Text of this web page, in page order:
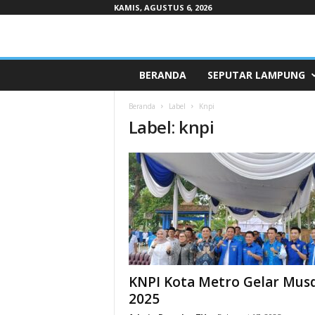
KAMIS, AGUSTUS 6, 2026
BERANDA SEPUTAR LAMPUNG
Beranda Label Knpi
Label: knpi
KNPI Kota Metro Gelar
2025